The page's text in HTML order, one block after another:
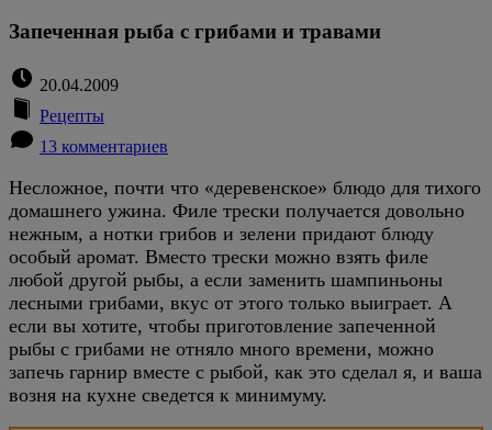
Запеченная рыба с грибами и травами
20.04.2009
Рецепты
13 комментариев
Несложное, почти что «деревенское» блюдо для тихого
домашнего ужина. Филе трески получается довольно
нежным, а нотки грибов и зелени придают блюду
особый аромат. Вместо трески можно взять филе
любой другой рыбы, а если заменить шампиньоны
лесными грибами, вкус от этого только выиграет. А
если вы хотите, чтобы приготовление запеченной
рыбы с грибами не отняло много времени, можно
запечь гарнир вместе с рыбой, как это сделал я, и ваша
возня на кухне сведется к минимуму.